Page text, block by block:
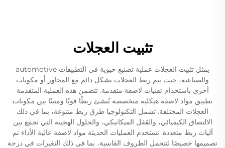
تثبيت العجلات
يمثل تثبيت العجلات عملية تصنيع حيوية في التطبيقات automotive
والصناعية، حيث يتم ربط العجلات بشكل دائم مع المحاور أو مكونات
أخرى باستخدام تقنيات لاصقة متقدمة. تتضمن هذه العملية المتقدمة
تطبيق مواد لاصقة هيكلية متخصصة تُنشئ ربطًا قويًا ومتينًا بين مكونات
العجلات المختلفة. تشمل التكنولوجيا طرق ربط متنوعة، بما في ذلك
الالتصاق الكيميائي، والقفل الميكانيكي، والحلول الهجينة التي تجمع بين
آليات ربط متعددة. تستخدم العمليات الحديثة مواد لاصقة عالية الأداء تم
تصميمها خصيصًا لتتحمل الظروف القاسية، بما في ذلك التغيرات في درجة